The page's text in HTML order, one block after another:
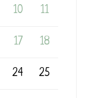
10 11
17 18
24 25